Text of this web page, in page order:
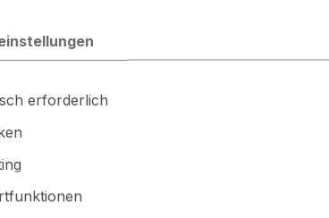
Burlap
und den Untergrund durchscheinen lässt
erforderlich